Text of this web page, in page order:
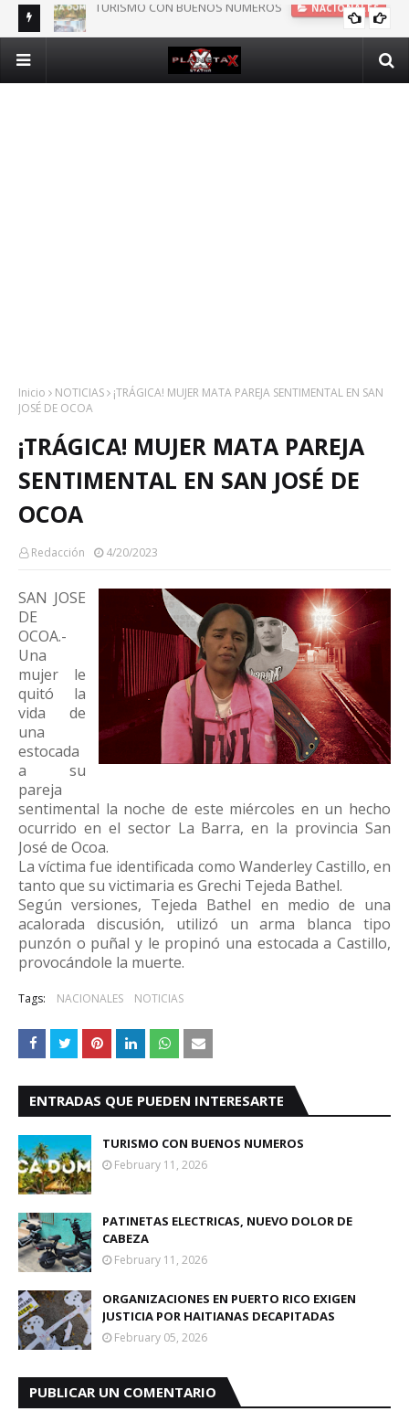
DOMINICANOS DEPENDIENTES DE SEGURO PÚBLICO EN N.Y.
INTERNACIONALES
Inicio NOTICIAS
¡TRÁGICA! MUJER MATA PAREJA SENTIMENTAL EN SAN
JOSÉ DE OCOA
¡TRÁGICA! MUJER MATA PAREJA
SENTIMENTAL EN SAN JOSÉ DE
OCOA
Redacción 4/20/2023
SAN JOSE
DE
OCOA.-
Una
mujer le
quitó la
vida de
una
estocada
a su
pareja
sentimental la noche de este miércoles en un hecho
ocurrido en el sector La Barra, en la provincia San
José de Ocoa.
La víctima fue identificada como Wanderley Castillo, en
tanto que su victimaria es Grechi Tejeda Bathel.
Según versiones, Tejeda Bathel en medio de una
acalorada discusión, utilizó un arma blanca tipo
punzón o puñal y le propinó una estocada a Castillo,
provocándole la muerte.
Tags: NACIONALES NOTICIAS
ENTRADAS QUE PUEDEN INTERESARTE
TURISMO CON BUENOS NUMEROS
February 11, 2026
PATINETAS ELECTRICAS, NUEVO DOLOR DE
CABEZA
February 11, 2026
ORGANIZACIONES EN PUERTO RICO EXIGEN
JUSTICIA POR HAITIANAS DECAPITADAS
February 05, 2026
PUBLICAR UN COMENTARIO